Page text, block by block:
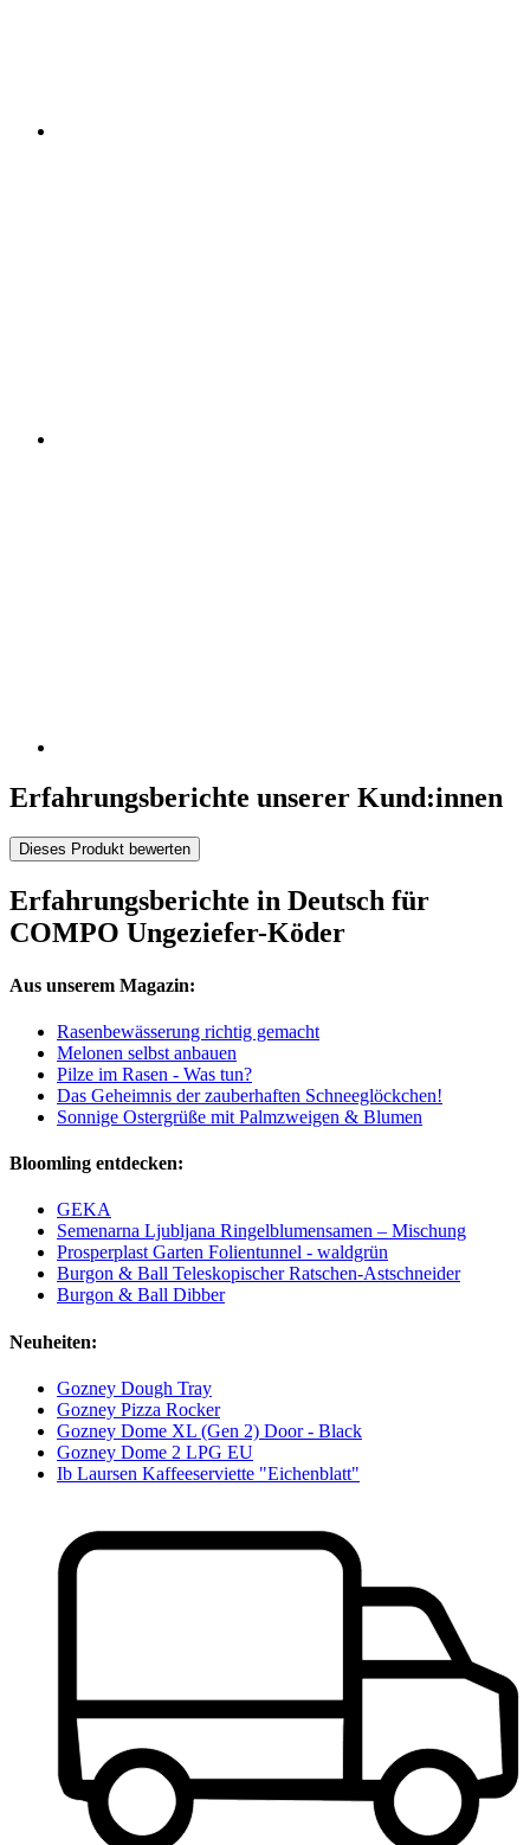
Erfahrungsberichte unserer Kund:innen
Dieses Produkt bewerten
Erfahrungsberichte in Deutsch für
COMPO Ungeziefer-Köder
Aus unserem Magazin:
Rasenbewässerung richtig gemacht
Melonen selbst anbauen
Pilze im Rasen - Was tun?
Das Geheimnis der zauberhaften Schneeglöckchen!
Sonnige Ostergrüße mit Palmzweigen & Blumen
Bloomling entdecken:
GEKA
Semenarna Ljubljana Ringelblumensamen – Mischung
Prosperplast Garten Folientunnel - waldgrün
Burgon & Ball Teleskopischer Ratschen-Astschneider
Burgon & Ball Dibber
Neuheiten:
Gozney Dough Tray
Gozney Pizza Rocker
Gozney Dome XL (Gen 2) Door - Black
Gozney Dome 2 LPG EU
Ib Laursen Kaffeeserviette "Eichenblatt"